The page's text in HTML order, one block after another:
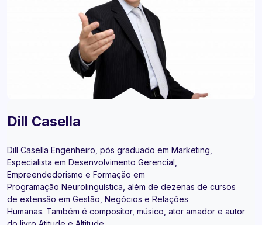
Dill Casella
Dill Casella Engenheiro, pós graduado em Marketing,
Especialista em Desenvolvimento Gerencial,
Empreendedorismo e Formação em
Programação Neurolinguística, além de dezenas de cursos
de extensão em Gestão, Negócios e Relações
Humanas. Também é compositor, músico, ator amador e autor